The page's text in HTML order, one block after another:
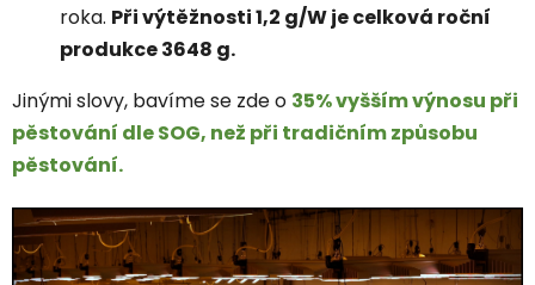
roka. Při výtěžnosti 1,2 g/W je celková roční
produkce 3648 g.
Jinými slovy, bavíme se zde o 35% vyšším výnosu při
pěstování dle SOG, než při tradičním způsobu
pěstování.